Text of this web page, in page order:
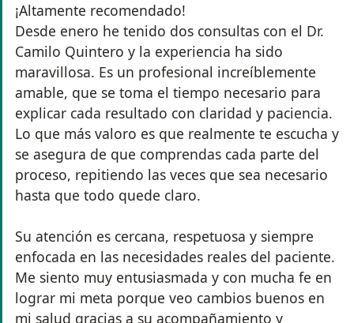
¡Altamente recomendado!
Desde enero he tenido dos consultas con el Dr.
Camilo Quintero y la experiencia ha sido
maravillosa. Es un profesional increíblemente
amable, que se toma el tiempo necesario para
explicar cada resultado con claridad y paciencia.
Lo que más valoro es que realmente te escucha y
se asegura de que comprendas cada parte del
proceso, repitiendo las veces que sea necesario
hasta que todo quede claro.
Su atención es cercana, respetuosa y siempre
enfocada en las necesidades reales del paciente.
Me siento muy entusiasmada y con mucha fe en
lograr mi meta porque veo cambios buenos en
mi salud gracias a su acompañamiento y